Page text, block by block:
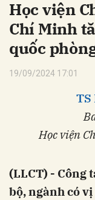
Học viện
Chí Minh
quốc
19/09/2024 17:01
TS
Học viện
(LLCT) - Công
bộ, ngành có